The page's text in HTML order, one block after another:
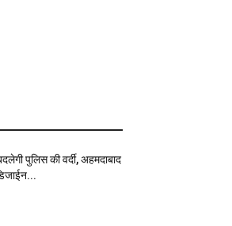
पुलिस की वर्दी, अहमदाबाद